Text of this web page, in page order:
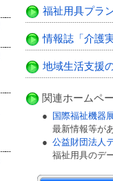
福祉用具プラ
情報誌「介護
地域生活支援
関連ホームペ
●
国際福祉機器
最新情報等が
● 公益財団法人
福祉用具のデ